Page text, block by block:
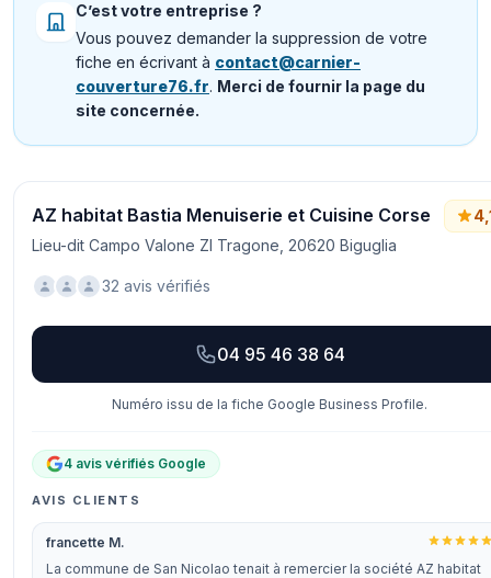
C’est votre entreprise ?
Vous pouvez demander la suppression de votre
fiche en écrivant à contact@carnier-
couverture76.fr. Merci de fournir la page du
site concernée.
AZ habitat Bastia Menuiserie et Cuisine Corse
Lieu-dit Campo Valone ZI Tragone, 20620 Biguglia
32 avis vérifiés
04 95 46 38 64
Numéro issu de la fiche Google Business Profile.
4 avis vérifiés Google
AVIS CLIENTS
francette M.
La commune de San Nicolao tenait à remercier la société AZ habitat